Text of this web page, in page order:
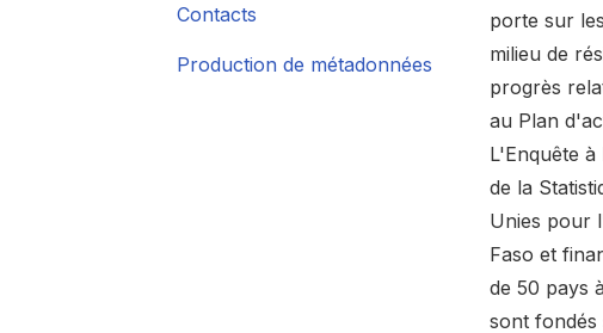
Contacts
Production de métadonnées
porte sur
milieu de
progrès
au Plan
L'Enquête
de la
Unies pour
Faso et
de 50 pays
sont fondés